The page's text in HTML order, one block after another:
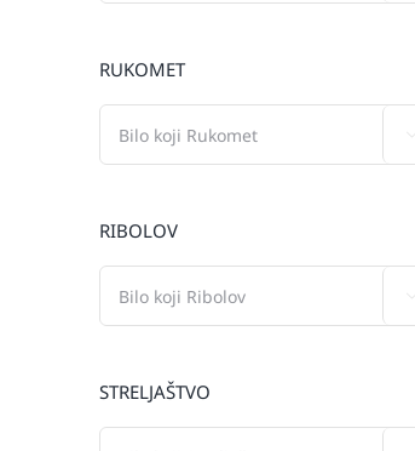
RUKOMET
RIBOLOV
STRELJAŠTVO